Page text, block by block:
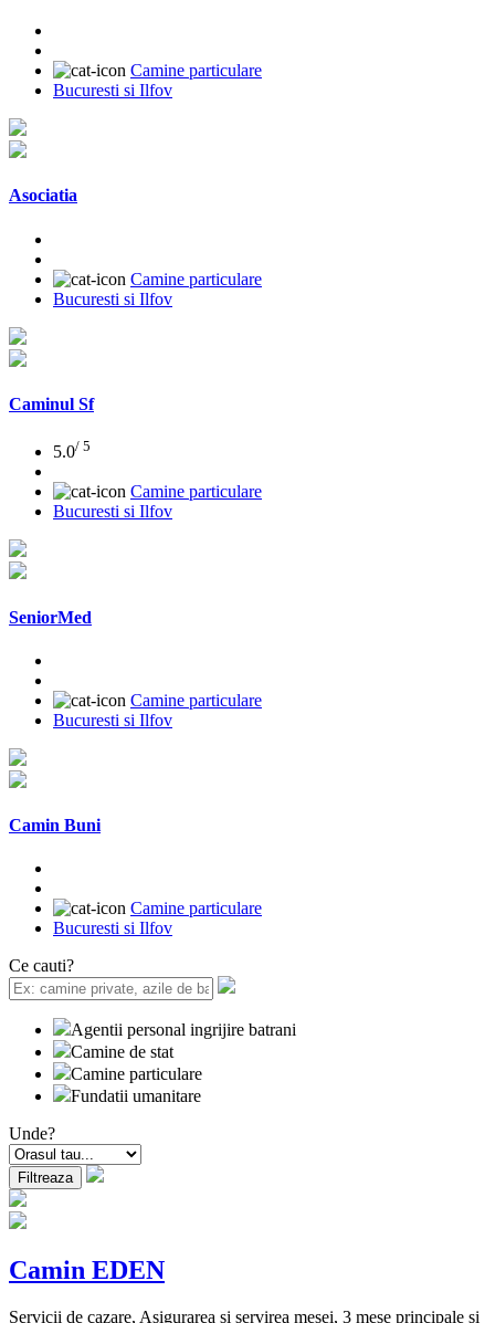
Camine particulare
Bucuresti si Ilfov
Asociatia
Camine particulare
Bucuresti si Ilfov
Caminul Sf
5.0/ 5
Camine particulare
Bucuresti si Ilfov
SeniorMed
Camine particulare
Bucuresti si Ilfov
Camin Buni
Camine particulare
Bucuresti si Ilfov
Ce cauti?
Agentii personal ingrijire batrani
Camine de stat
Camine particulare
Fundatii umanitare
Unde?
Camin EDEN
Servicii de cazare, Asigurarea si servirea mesei, 3 mese principale si